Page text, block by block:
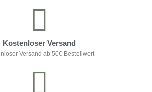
Kostenloser Versand
Versand ab 50€ Bestellwert